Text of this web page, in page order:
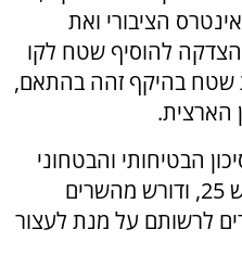
הציבורי ואת
הצדקה להוסיף שטח לקו
שטח בהיקף זהה בהתאם,
הארצית.
הבטיחותי והבטחוני
החמור שיגרם מהקרבה לכביש 25, ודורש מהשרים
לרשותם על מנת לעצור